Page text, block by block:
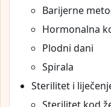
Barijerne
Hormonalna
Plodni dani
Spirala
Sterilitet i